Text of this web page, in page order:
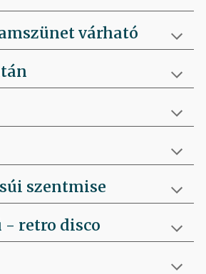
várható
szentmise
- retro disco